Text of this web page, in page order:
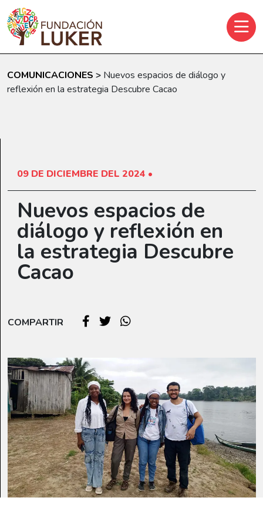
Skip to main content
COMUNICACIONES > Nuevos espacios de diálogo y
reflexión en la estrategia Descubre Cacao
09 DE DICIEMBRE DEL 2024 •
Nuevos espacios de
diálogo y reflexión en
la estrategia Descubre
Cacao
COMPARTIR